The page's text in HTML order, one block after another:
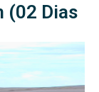
(02 Dias